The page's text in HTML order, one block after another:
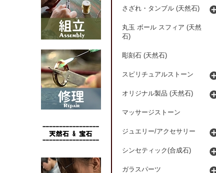
さざれ・タンブル (天然石)
丸玉 ボール スフィア (天然
石)
彫刻石 (天然石)
スピリチュアルストーン
オリジナル製品 (天然石)
マッサージストーン
ジュエリー/アクセサリー
シンセティック(合成石)
ガラスパーツ